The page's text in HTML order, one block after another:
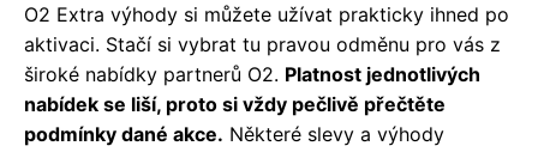
O2 Extra výhody si můžete užívat prakticky ihned po
aktivaci. Stačí si vybrat tu pravou odměnu pro vás z
široké nabídky partnerů O2. Platnost jednotlivých
nabídek se liší, proto si vždy pečlivě přečtěte
podmínky dané akce. Některé slevy a výhody